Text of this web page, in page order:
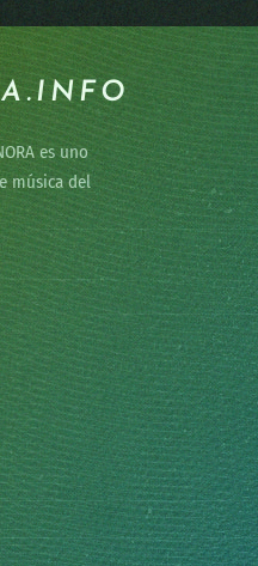
es uno
música del